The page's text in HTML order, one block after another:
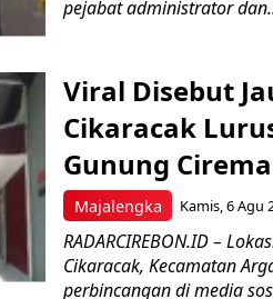
pejabat administrator
Majalengka
Viral Disebut
Cikaracak
Gunung
Kamis, 6 Agu
RADARCIREBON.ID –
Cikaracak, Kecamatan
perbincangan di media